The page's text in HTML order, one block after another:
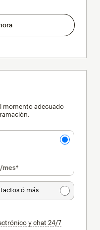
momento adecuado
/mes†al mes†
ó más
y chat 24/7info